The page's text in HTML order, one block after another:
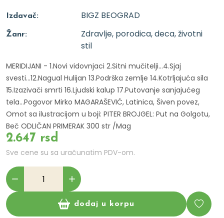
Izdavač: BIGZ BEOGRAD
Žanr:
Zdravlje, porodica, deca, životni
stil
MERIDIJANI - 1.Novi vidovnjaci 2.Sitni mučitelji...4.Sjaj
svesti...12.Nagual Hulijan 13.Podrška zemlje 14.Kotrljajuća sila
15.Izazivači smrti 16.Ljudski kalup 17.Putovanje sanjajućeg
tela...Pogovor Mirko MAGARAŠEVIĆ, Latinica, Šiven povez,
Omot sa ilustracijom u boji: PITER BROJGEL: Put na Golgotu,
Beč ODLIČAN PRIMERAK 300 str /Mag
2.647 rsd
Sve cene su sa uračunatim PDV-om.
dodaj u korpu